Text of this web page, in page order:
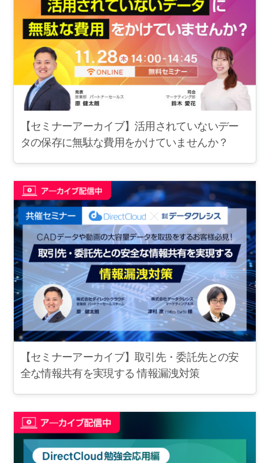
【セミナーアーカイブ】活用されていないデー
タの保存に無駄な費用をかけていませんか？
【セミナーアーカイブ】取引先・委託先との安
全な情報共有を実現する 情報漏洩対策